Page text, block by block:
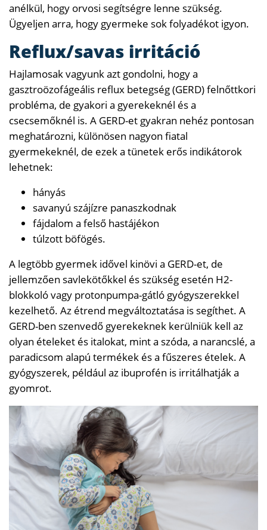
anélkül, hogy orvosi segítségre lenne szükség.
Ügyeljen arra, hogy gyermeke sok folyadékot igyon.
Reflux/savas irritáció
Hajlamosak vagyunk azt gondolni, hogy a
gasztroözofágeális reflux betegség (GERD) felnőttkori
probléma, de gyakori a gyerekeknél és a
csecsemőknél is. A GERD-et gyakran nehéz pontosan
meghatározni, különösen nagyon fiatal
gyermekeknél, de ezek a tünetek erős indikátorok
lehetnek:
hányás
savanyú szájízre panaszkodnak
fájdalom a felső hastájékon
túlzott böfögés.
A legtöbb gyermek idővel kinövi a GERD-et, de
jellemzően savlekötőkkel és szükség esetén H2-
blokkoló vagy protonpumpa-gátló gyógyszerekkel
kezelhető. Az étrend megváltoztatása is segíthet. A
GERD-ben szenvedő gyerekeknek kerülniük kell az
olyan ételeket és italokat, mint a szóda, a narancslé, a
paradicsom alapú termékek és a fűszeres ételek. A
gyógyszerek, például az ibuprofén is irritálhatják a
gyomrot.